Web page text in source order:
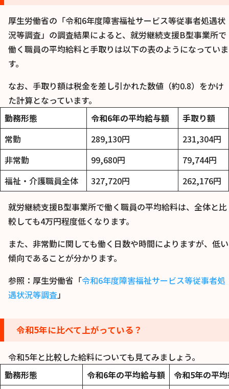
厚生労働省の「令和6年度障害福祉サービス等従事者処遇状
況等調査」の調査結果によると、就労継続支援B型事業所で
働く職員の平均給料と手取りは以下の表のようになっていま
す。
なお、手取り額は税金を差し引かれた数値（約0.8）をかけ
た計算となっています。
勤務形態
令和6年の平均給与額
手取り額
常勤
289,130円
231,304円
非常勤
99,680円
79,744円
福祉・介護職員全体
327,720円 262,176円
就労継続支援B型事業所で働く職員の平均給料は、全体と比
較しても4万円程度低くなります。
また、非常勤に関しても働く日数や時間によりますが、低い
傾向であることが分かります。
参照：厚生労働省「令和6年度障害福祉サービス等従事者処
遇状況等調査」
令和5年に比べて上がっている？
令和5年と比較した給料についても見てみましょう。
勤務形態
令和6年の平均給与額
令和5年の平